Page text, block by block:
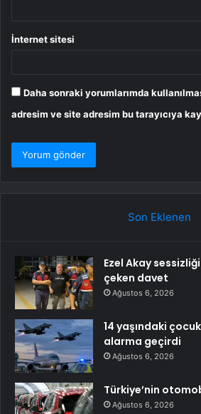
İnternet sitesi
Daha sonraki yorumlarımda
adresim ve site adresim bu tarayıcıya
Son Eklenen
Ezel Akay
çeken davet
Ağustos 6, 2026
14 yaşındaki
alarma geçirdi
Ağustos 6, 2026
Türkiye’nin
Ağustos 6, 2026